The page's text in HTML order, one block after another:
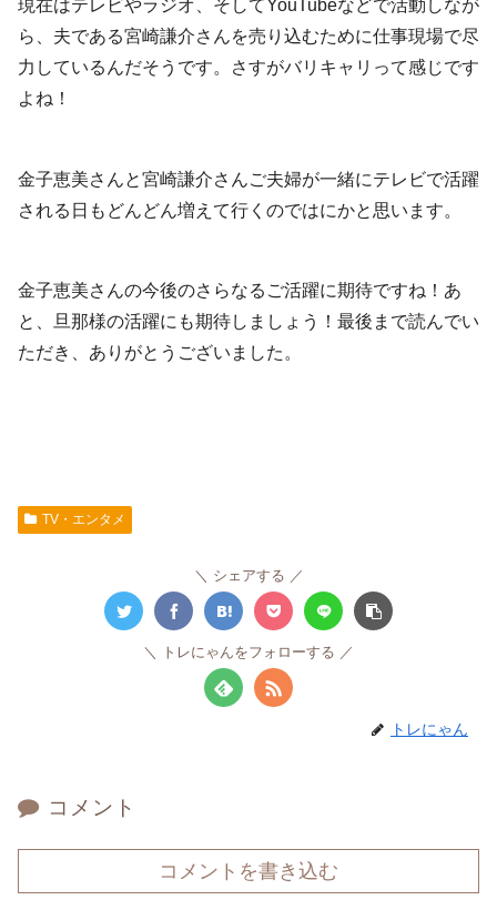
現在はテレビやラジオ、そしてYouTubeなどで活動しなが
ら、夫である宮崎謙介さんを売り込むために仕事現場で尽
力しているんだそうです。さすがバリキャリって感じです
よね！
金子恵美さんと宮崎謙介さんご夫婦が一緒にテレビで活躍
される日もどんどん増えて行くのではにかと思います。
金子恵美さんの今後のさらなるご活躍に期待ですね！あ
と、旦那様の活躍にも期待しましょう！最後まで読んでい
ただき、ありがとうございました。
TV・エンタメ
シェアする
トレにゃんをフォローする
トレにゃん
コメント
コメントを書き込む